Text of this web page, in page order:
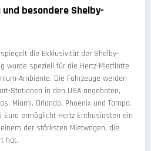
besondere Shelby-
die Exklusivität der Shelby-
wurde speziell für die Hertz-Mietflotte
Ambiente. Die Fahrzeuge werden
Stationen in den USA angeboten,
Miami, Orlando, Phoenix und Tampa.
ermöglicht Hertz Enthusiasten ein
der stärksten Mietwagen, die
hat.